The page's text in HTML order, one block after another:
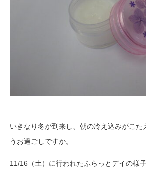
いきなり冬が到来し、朝の冷え込みがこ
うお過ごしですか。
11/16（土）に行われたふらっとデイの様